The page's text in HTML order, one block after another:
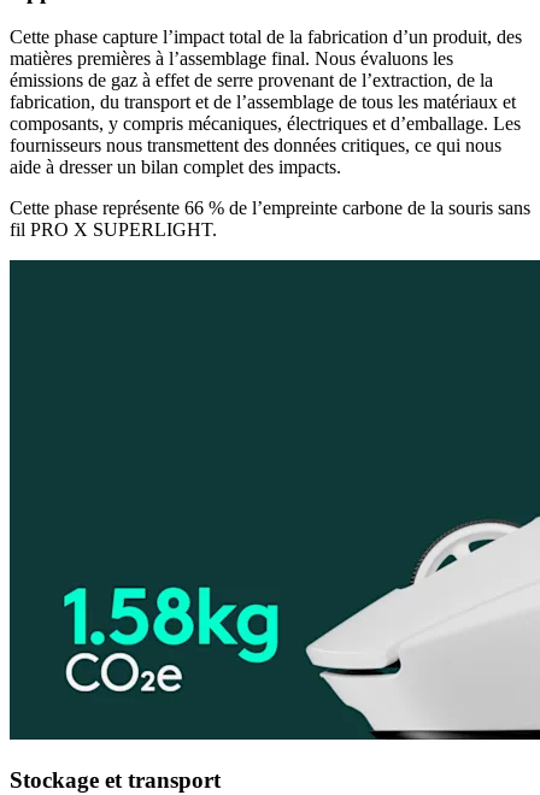
Cette phase capture l’impact total de la fabrication d’un produit, des
matières premières à l’assemblage final. Nous évaluons les
émissions de gaz à effet de serre provenant de l’extraction, de la
fabrication, du transport et de l’assemblage de tous les matériaux et
composants, y compris mécaniques, électriques et d’emballage. Les
fournisseurs nous transmettent des données critiques, ce qui nous
aide à dresser un bilan complet des impacts.
Cette phase représente 66 % de l’empreinte carbone de la souris sans
fil PRO X SUPERLIGHT.
Stockage et transport